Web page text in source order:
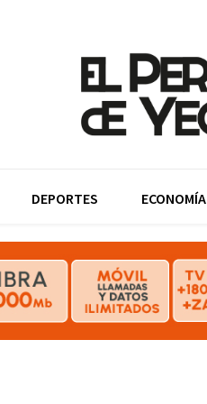
DEPORTES ECONOMÍA